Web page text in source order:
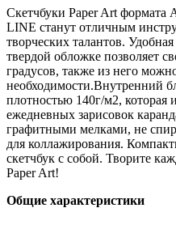
Скетчбуки Paper Art формата
LINE станут отличным
творческих талантов.
твердой обложке позволяет
градусов, также из него
необходимости.Внутренний
плотностью 140г/м2, которая
ежедневных зарисовок
графитными мелками, не
для коллажирования.
скетчбук с собой. Творите
Paper Art!
Общие характеристики